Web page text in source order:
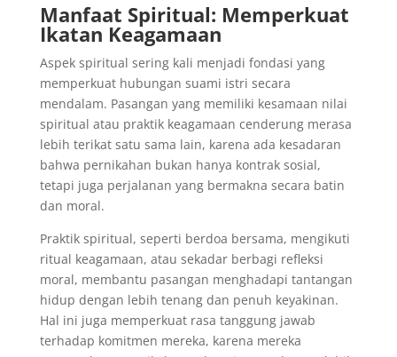
Manfaat Spiritual: Memperkuat
Ikatan Keagamaan
Aspek spiritual sering kali menjadi fondasi yang
memperkuat hubungan suami istri secara
mendalam. Pasangan yang memiliki kesamaan nilai
spiritual atau praktik keagamaan cenderung merasa
lebih terikat satu sama lain, karena ada kesadaran
bahwa pernikahan bukan hanya kontrak sosial,
tetapi juga perjalanan yang bermakna secara batin
dan moral.
Praktik spiritual, seperti berdoa bersama, mengikuti
ritual keagamaan, atau sekadar berbagi refleksi
moral, membantu pasangan menghadapi tantangan
hidup dengan lebih tenang dan penuh keyakinan.
Hal ini juga memperkuat rasa tanggung jawab
terhadap komitmen mereka, karena mereka